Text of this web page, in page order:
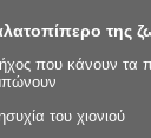
της
που κάνουν τα
του χιονιού